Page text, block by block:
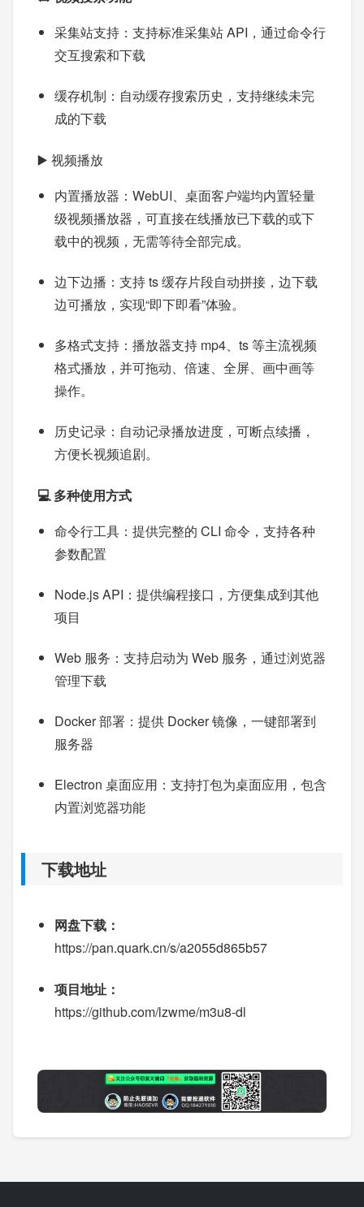
采集站支持：支持标准采集站 API，通过命令行
交互搜索和下载
缓存机制：自动缓存搜索历史，支持继续未完
成的下载
▶️ 视频播放
内置播放器：WebUI、桌面客户端均内置轻量
级视频播放器，可直接在线播放已下载的或下
载中的视频，无需等待全部完成。
边下边播：支持 ts 缓存片段自动拼接，边下载
边可播放，实现“即下即看”体验。
多格式支持：播放器支持 mp4、ts 等主流视频
格式播放，并可拖动、倍速、全屏、画中画等
操作。
历史记录：自动记录播放进度，可断点续播，
方便长视频追剧。
💻 多种使用方式
命令行工具：提供完整的 CLI 命令，支持各种
参数配置
Node.js API：提供编程接口，方便集成到其他
项目
Web 服务：支持启动为 Web 服务，通过浏览器
管理下载
Docker 部署：提供 Docker 镜像，一键部署到
服务器
Electron 桌面应用：支持打包为桌面应用，包含
内置浏览器功能
下载地址
网盘下载：
https://pan.quark.cn/s/a2055d865b57
项目地址：
https://github.com/lzwme/m3u8-dl